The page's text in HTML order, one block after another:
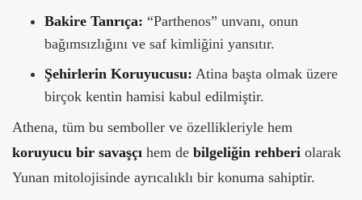
Bakire Tanrıça: “Parthenos” unvanı, onun
bağımsızlığını ve saf kimliğini yansıtır.
Şehirlerin Koruyucusu: Atina başta olmak üzere
birçok kentin hamisi kabul edilmiştir.
Athena, tüm bu semboller ve özellikleriyle hem
koruyucu bir savaşçı hem de bilgeliğin rehberi olarak
Yunan mitolojisinde ayrıcalıklı bir konuma sahiptir.